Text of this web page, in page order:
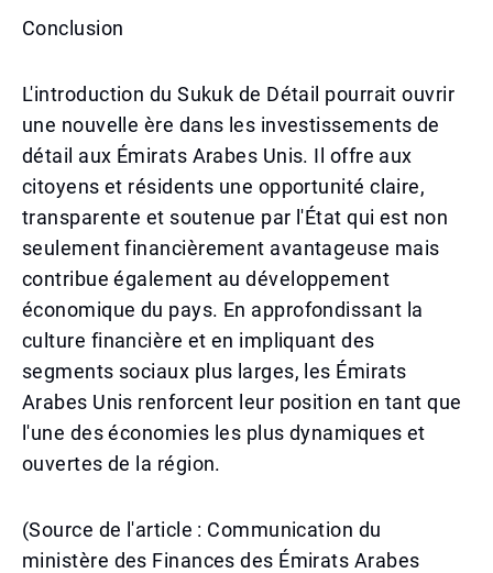
Conclusion
L'introduction du Sukuk de Détail pourrait ouvrir
une nouvelle ère dans les investissements de
détail aux Émirats Arabes Unis. Il offre aux
citoyens et résidents une opportunité claire,
transparente et soutenue par l'État qui est non
seulement financièrement avantageuse mais
contribue également au développement
économique du pays. En approfondissant la
culture financière et en impliquant des
segments sociaux plus larges, les Émirats
Arabes Unis renforcent leur position en tant que
l'une des économies les plus dynamiques et
ouvertes de la région.
(Source de l'article : Communication du
ministère des Finances des Émirats Arabes